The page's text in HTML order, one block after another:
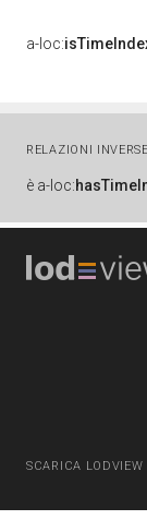
a-loc:
RELAZIONI INVERSE
è a-loc:
SCARICA